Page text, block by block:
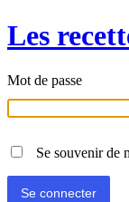
Les
Mot de passe
Se souvenir de